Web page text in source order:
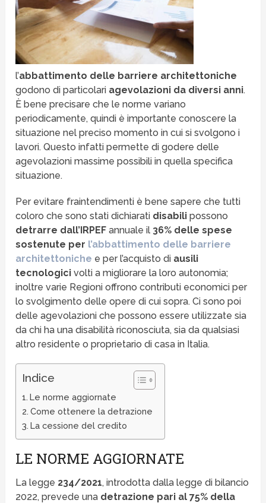
l’abbattimento delle barriere architettoniche
godono di particolari agevolazioni da diversi anni.
È bene precisare che le norme variano
periodicamente, quindi è importante conoscere la
situazione nel preciso momento in cui si svolgono i
lavori. Questo infatti permette di godere delle
agevolazioni massime possibili in quella specifica
situazione.
Per evitare fraintendimenti è bene sapere che tutti
coloro che sono stati dichiarati disabili possono
detrarre dall’IRPEF annuale il 36% delle spese
sostenute per l’abbattimento delle barriere
architettoniche e per l’acquisto di ausili
tecnologici volti a migliorare la loro autonomia;
inoltre varie Regioni offrono contributi economici per
lo svolgimento delle opere di cui sopra. Ci sono poi
delle agevolazioni che possono essere utilizzate sia
da chi ha una disabilità riconosciuta, sia da qualsiasi
altro residente o proprietario di casa in Italia.
Indice
Le norme aggiornate
Come ottenere la detrazione
La cessione del credito
LE NORME AGGIORNATE
La legge 234/2021, introdotta dalla legge di bilancio
2022, prevede una detrazione pari al 75% della